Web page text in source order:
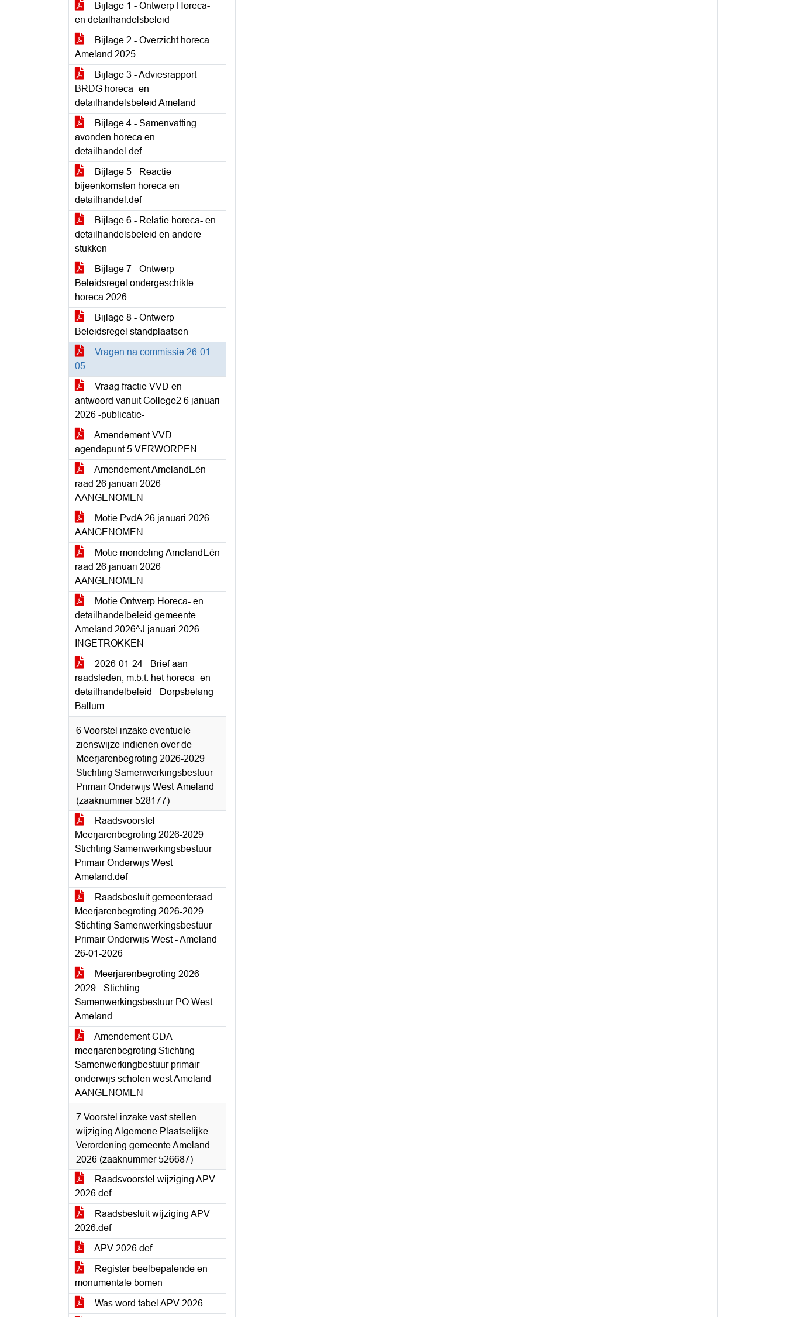
Bijlage 1 - Ontwerp Horeca-
en detailhandelsbeleid
Bijlage 2 - Overzicht horeca
Ameland 2025
Bijlage 3 - Adviesrapport
BRDG horeca- en
detailhandelsbeleid Ameland
Bijlage 4 - Samenvatting
avonden horeca en
detailhandel.def
Bijlage 5 - Reactie
bijeenkomsten horeca en
detailhandel.def
Bijlage 6 - Relatie horeca- en
detailhandelsbeleid en andere
stukken
Bijlage 7 - Ontwerp
Beleidsregel ondergeschikte
horeca 2026
Bijlage 8 - Ontwerp
Beleidsregel standplaatsen
Vragen na commissie 26-01-
05
Vraag fractie VVD en
antwoord vanuit College2 6 januari
2026 -publicatie-
Amendement VVD
agendapunt 5 VERWORPEN
Amendement AmelandEén
raad 26 januari 2026
AANGENOMEN
Motie PvdA 26 januari 2026
AANGENOMEN
Motie mondeling AmelandEén
raad 26 januari 2026
AANGENOMEN
Motie Ontwerp Horeca- en
detailhandelbeleid gemeente
Ameland 2026^J januari 2026
INGETROKKEN
2026-01-24 - Brief aan
raadsleden, m.b.t. het horeca- en
detailhandelbeleid - Dorpsbelang
Ballum
6 Voorstel inzake eventuele
zienswijze indienen over de
Meerjarenbegroting 2026-2029
Stichting Samenwerkingsbestuur
Primair Onderwijs West-Ameland
(zaaknummer 528177)
Raadsvoorstel
Meerjarenbegroting 2026-2029
Stichting Samenwerkingsbestuur
Primair Onderwijs West-
Ameland.def
Raadsbesluit gemeenteraad
Meerjarenbegroting 2026-2029
Stichting Samenwerkingsbestuur
Primair Onderwijs West - Ameland
26-01-2026
Meerjarenbegroting 2026-
2029 - Stichting
Samenwerkingsbestuur PO West-
Ameland
Amendement CDA
meerjarenbegroting Stichting
Samenwerkingbestuur primair
onderwijs scholen west Ameland
AANGENOMEN
7 Voorstel inzake vast stellen
wijziging Algemene Plaatselijke
Verordening gemeente Ameland
2026 (zaaknummer 526687)
Raadsvoorstel wijziging APV
2026.def
Raadsbesluit wijziging APV
2026.def
APV 2026.def
Register beelbepalende en
monumentale bomen
Was word tabel APV 2026